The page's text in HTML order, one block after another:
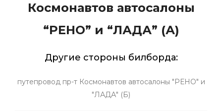
Космонавтов автосалоны
“РЕНО” и “ЛАДА” (А)
Другие стороны билборда:
путепровод пр-т Космонавтов автосалоны "РЕНО" и
"ЛАДА" (Б)